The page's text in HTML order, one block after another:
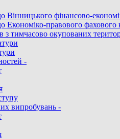
Вінницького фінансово-
Економіко-правового фахового
з тимчасово окупованих
-
випробувань -